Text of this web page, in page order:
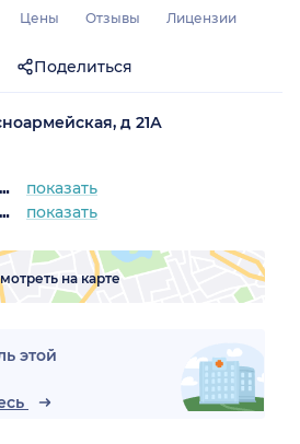
Цены Отзывы Лицензии
Поделиться
д 21А
+7 (473) 211-02-03 показать
+7 (951) 561-17-07 показать
на карте
этой